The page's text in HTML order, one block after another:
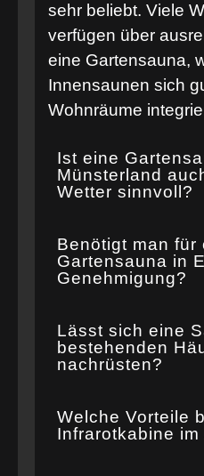
sehr beliebt. Viele
verfügen über
eine Gartensauna,
Innensaunen sich
Wohnräume
Ist eine
Münsterland
Wetter sinnvoll?
Benötigt man für
Gartensauna in
Genehmigung?
Lässt sich eine
bestehenden
nachrüsten?
Welche Vorteile
Infrarotkabine im